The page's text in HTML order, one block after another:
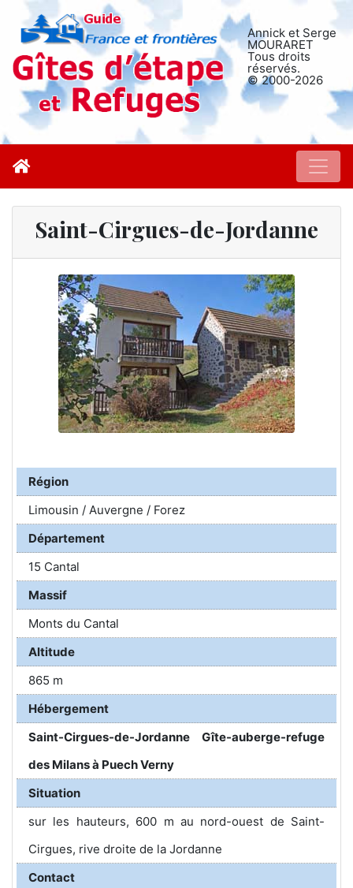
Annick et Serge
MOURARET
Tous droits
réservés.
© 2000-2026
Saint-Cirgues-de-Jordanne
Région
Limousin / Auvergne / Forez
Département
15 Cantal
Massif
Monts du Cantal
Altitude
865 m
Hébergement
Saint-Cirgues-de-Jordanne Gîte-auberge-refuge
des Milans à Puech Verny
Situation
sur les hauteurs, 600 m au nord-ouest de Saint-
Cirgues, rive droite de la Jordanne
Contact